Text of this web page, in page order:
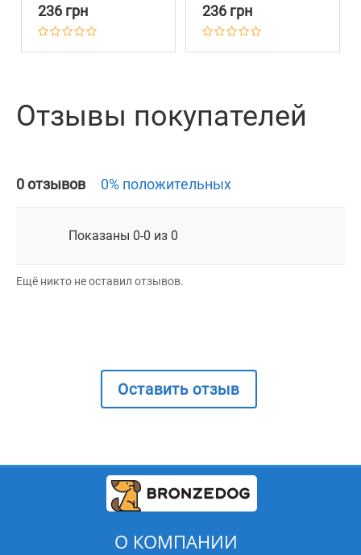
Карабином на Замке
Barksi Голубой
236 грн
Карабином на Замке
Barksi Зеленый
236 грн
Отзывы покупателей
0 отзывов 0% положительных
Показаны 0-0 из 0
Ещё никто не оставил отзывов.
Оставить отзыв
О КОМПАНИИ